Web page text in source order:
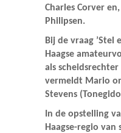
Charles Corver
Philipsen.
Bij de vraag ’Stel
Haagse
als
vermeldt Mario
Stevens
In de opstelling
Haagse-regio van